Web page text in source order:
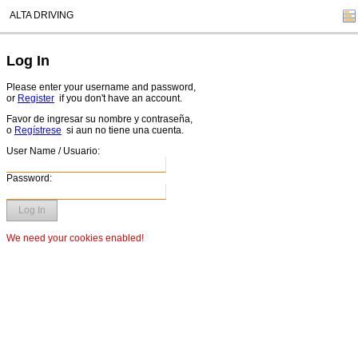
ALTA DRIVING
Log In
Please enter your username and password,
or Register if you don't have an account.
Favor de ingresar su nombre y contraseña,
o Regístrese si aun no tiene una cuenta.
User Name / Usuario:
Password:
Log In
We need your cookies enabled!